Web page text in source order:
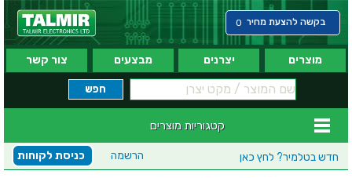
בקשה להצעת מחיר 0
מוצרים יצרנים מבצעים צור קשר
קטגוריות מוצרים
חדש בטלמיר? לחץ כאן כניסת לקוחות הרשמה